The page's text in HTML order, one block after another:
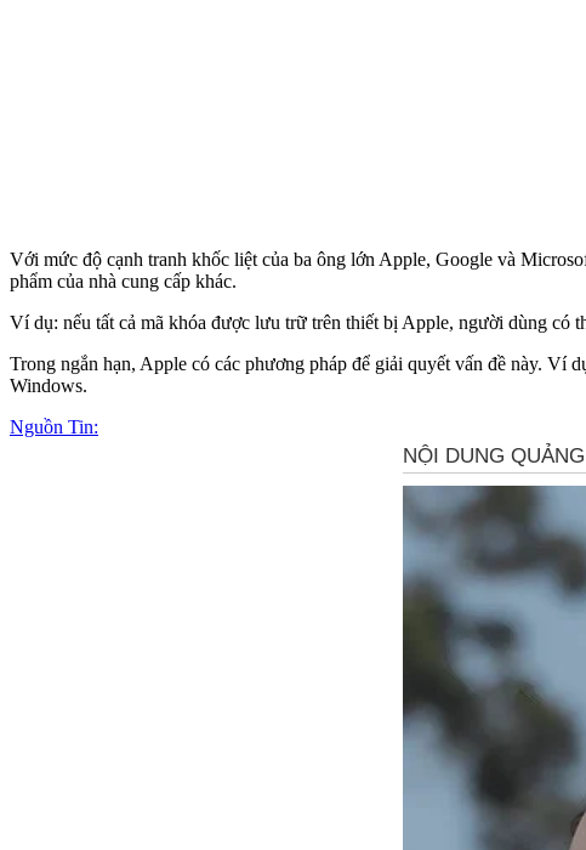
Với mức độ cạnh tranh khốc liệt của ba ông lớn Apple, Google và
phẩm của nhà cung cấp khác.
Ví dụ: nếu tất cả mã khóa được lưu trữ trên thiết bị Apple, người dùng có
Trong ngắn hạn, Apple có các phương pháp để giải quyết vấn đề này. Ví
Windows.
Nguồn Tin: